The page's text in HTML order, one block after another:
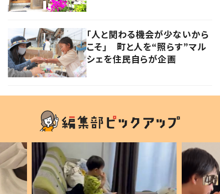
「人と関わる機会が少ないから
こそ」 町と人を“照らす”マル
シェを住民自らが企画